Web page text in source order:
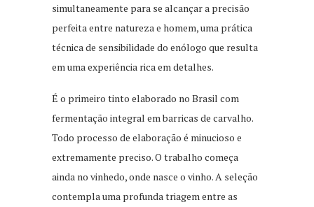
simultaneamente para se alcançar a precisão
perfeita entre natureza e homem, uma prática
técnica de sensibilidade do enólogo que resulta
em uma experiência rica em detalhes.
É o primeiro tinto elaborado no Brasil com
fermentação integral em barricas de carvalho.
Todo processo de elaboração é minucioso e
extremamente preciso. O trabalho começa
ainda no vinhedo, onde nasce o vinho. A seleção
contempla uma profunda triagem entre as